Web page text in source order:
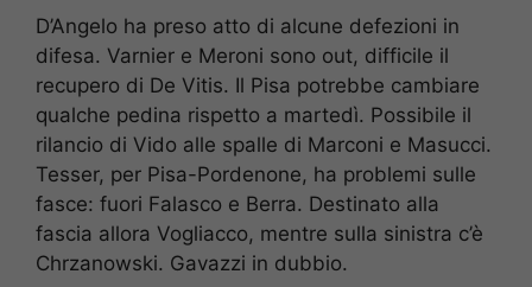
D’Angelo ha preso atto di alcune defezioni in
difesa. Varnier e Meroni sono out, difficile il
recupero di De Vitis. Il Pisa potrebbe cambiare
qualche pedina rispetto a martedì. Possibile il
rilancio di Vido alle spalle di Marconi e Masucci.
Tesser, per Pisa-Pordenone, ha problemi sulle
fasce: fuori Falasco e Berra. Destinato alla
fascia allora Vogliacco, mentre sulla sinistra c’è
Chrzanowski. Gavazzi in dubbio.